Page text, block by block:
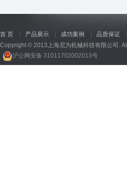
首 页 产品展示 成功案例 品质保证
Copyright © 2013上海尼为机械科技有限公司.
沪公网安备 31011702002013号